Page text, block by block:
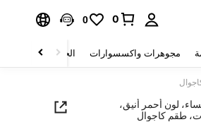
0
0
مجوهرات واكسسوارات الحقائب والأمتعة
لون أحمر أنيق،
طقم كاجوال